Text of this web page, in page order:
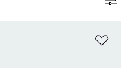
à la Liste de produits